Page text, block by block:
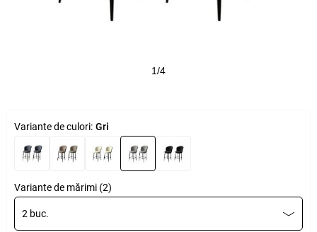
1/4
Variante de culori: Gri
Variante de mărimi (2)
2 buc.